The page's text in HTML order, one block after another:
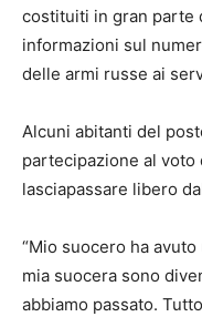
costituiti in gran parte
informazioni sul
delle armi russe ai
Alcuni abitanti del
partecipazione al
lasciapassare libero
“Mio suocero ha
mia suocera sono
abbiamo passato.